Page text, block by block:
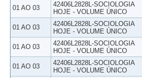
01 AO 03
42406L2828L-SOCIOLOGIA
HOJE - VOLUME ÚNICO
01 AO 03
42406L2828L-SOCIOLOGIA
HOJE - VOLUME ÚNICO
01 AO 03
42406L2828L-SOCIOLOGIA
HOJE - VOLUME ÚNICO
01 AO 03
42406L2828L-SOCIOLOGIA
HOJE - VOLUME ÚNICO